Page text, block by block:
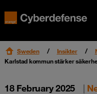
Sweden Insikter
Karlstad kommun stärker
18 February 2025 |